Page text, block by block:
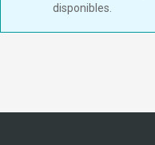
disponibles.